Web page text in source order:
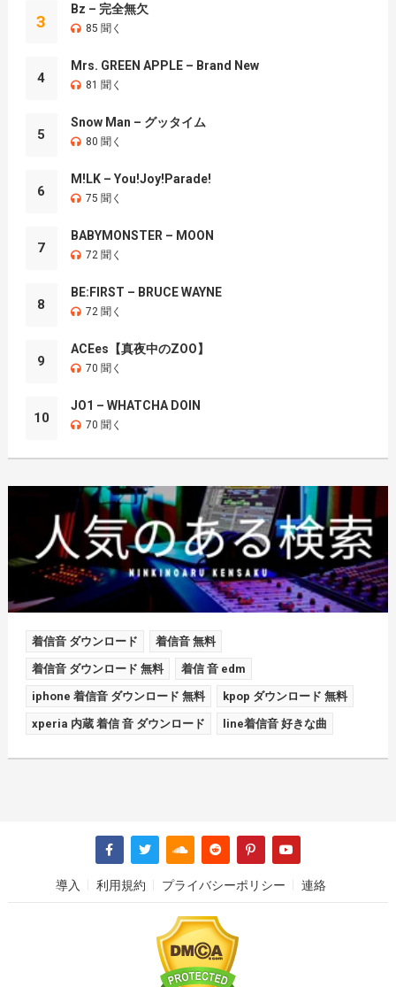
3
Bz – 完全無欠
85 聞く
4
Mrs. GREEN APPLE – Brand New
81 聞く
5
Snow Man – グッタイム
80 聞く
6
M!LK – You!Joy!Parade!
75 聞く
7
BABYMONSTER – MOON
72 聞く
8
BE:FIRST – BRUCE WAYNE
72 聞く
9
ACEes【真夜中のZOO】
70 聞く
10
JO1 – WHATCHA DOIN
70 聞く
着信音 ダウンロード 着信音 無料
着信音 ダウンロード 無料 着信 音 edm
iphone 着信音 ダウンロード 無料 kpop ダウンロード 無料
xperia 内蔵 着信 音 ダウンロード line着信音 好きな曲
導入 利用規約 プライバシーポリシー 連絡